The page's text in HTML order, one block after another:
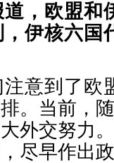
道，欧盟和
伊核六国
到了欧
。当前，
外交努力
尽早作出